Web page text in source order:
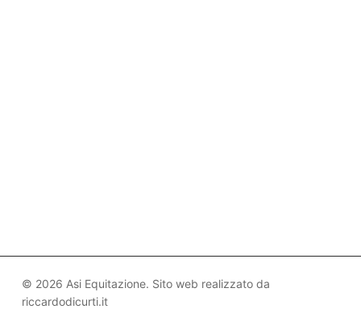
© 2026 Asi Equitazione. Sito web realizzato da
riccardodicurti.it